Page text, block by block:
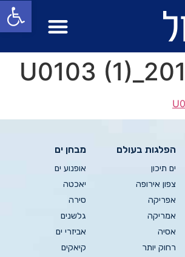
הפלגות בעולם
ים תיכון
צפון אירופה
אפריקה
אמריקה
אסיה
רחוק יותר
מבחן ים
אופנוע ים
יאכטה
סירה
גלשנים
אביזרי ים
קיאקים
פתח